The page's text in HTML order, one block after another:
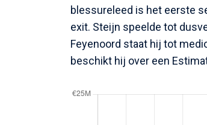
blessureleed is het eerste
exit. Steijn speelde tot
Feyenoord staat hij tot
beschikt hij over een